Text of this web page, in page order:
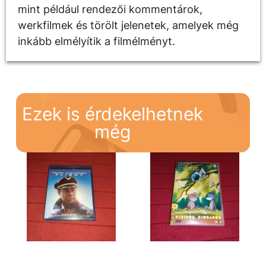
mint például rendezői kommentárok,
werkfilmek és törölt jelenetek, amelyek még
inkább elmélyítik a filmélményt.
Ezek is érdekelhetnek
még